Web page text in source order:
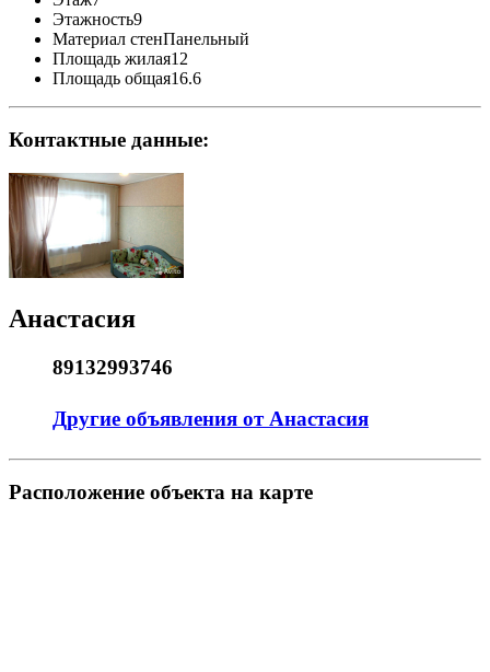
Этажность9
Материал стенПанельный
Площадь жилая12
Площадь общая16.6
Контактные данные:
Анастасия
89132993746
Другие объявления от Анастасия
Pасположение объекта на карте